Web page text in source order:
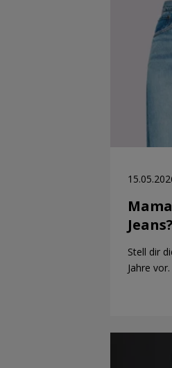
Jeans?
Stell dir
Jahre